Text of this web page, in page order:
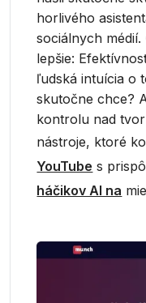
horlivého
sociálnych
lepšie:
ľudská intuícia o
skutočne chce?
kontrolu nad
nástroje, ktoré
YouTube s
háčikov AI na